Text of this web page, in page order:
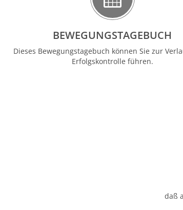
BEWEGUNGSTAGEBUCH
Dieses Bewegungstagebuch können Sie zur
Erfolgskontrolle führen.
daß